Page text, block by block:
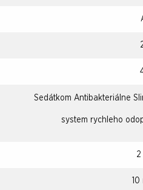
Sedátkom Antibakteriálne
system rychleho
2
10